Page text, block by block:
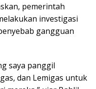
pemerintah
investigasi
gangguan
saya panggil
dan Lemigas untuk